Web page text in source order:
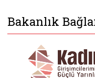
Bakanlık